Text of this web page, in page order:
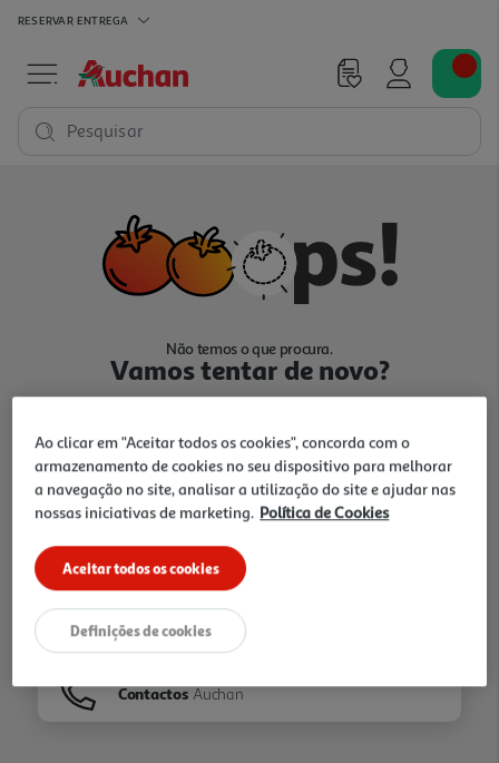
RESERVAR ENTREGA
Pesquisar
Não temos o que procura.
Vamos tentar de novo?
Ir para Homepage
Folhetos
Contactos Auchan
Ao clicar em "Aceitar todos os cookies", concorda com o
armazenamento de cookies no seu dispositivo para melhorar
a navegação no site, analisar a utilização do site e ajudar nas
nossas iniciativas de marketing. Política de Cookies
Aceitar todos os cookies
Definições de cookies